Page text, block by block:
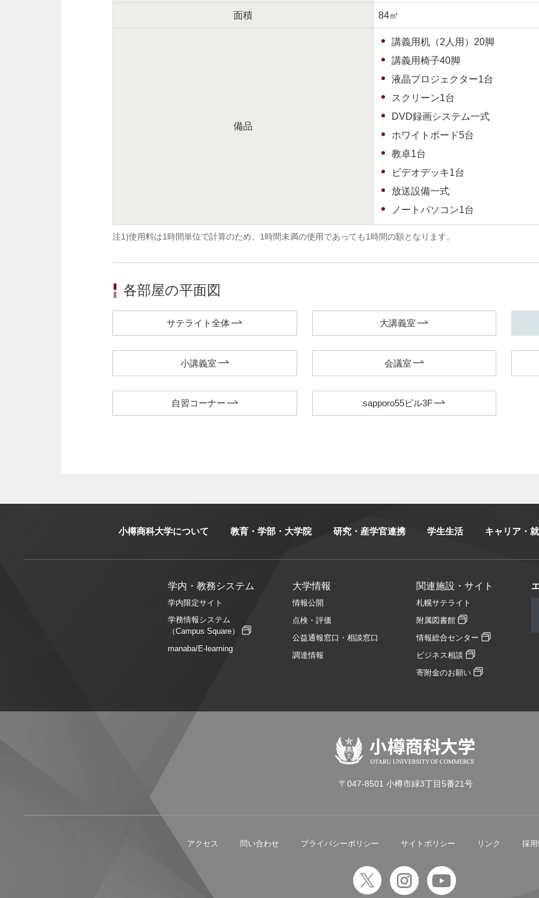
面積 84㎡
備品
講義用机（2人用）20脚
講義用椅子40脚
液晶プロジェクター1台
スクリーン1台
DVD録画システム一式
ホワイトボード5台
教卓1台
ビデオデッキ1台
放送設備一式
ノートパソコン1台
注1)使用料は1時間単位で計算のため、1時間未満の使用であっても1時間の額となります。
各部屋の平面図
サテライト全体 大講義室
小講義室 会議室
自習コーナー sapporo55ビル3F
小樽商科大学について 教育・学部・大学院 研究・産学官連携 学生生活 キャリア・
学内・教務システム
学内限定サイト
学務情報システム
（Campus Square）
manaba/E-learning
大学情報
情報公開
点検・評価
公益通報窓口・相談窓口
調達情報
関連施設・サイト
札幌サテライト
附属図書館
情報総合センター
ビジネス相談
寄附金のお願い
〒047-8501 小樽市緑3丁目5番21号
アクセス 問い合わせ プライバシーポリシー サイトポリシー リンク 採